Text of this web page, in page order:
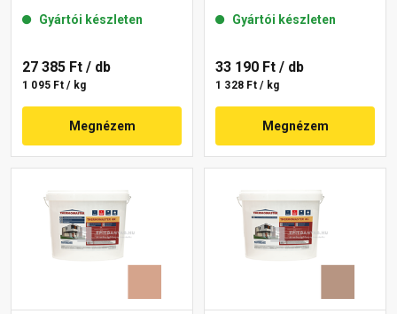
18-E 25 kg
Gyártói készleten
27 385 Ft / db
1 095 Ft / kg
Megnézem
Gyártói készleten
33 190 Ft / db
1 328 Ft / kg
Megnézem